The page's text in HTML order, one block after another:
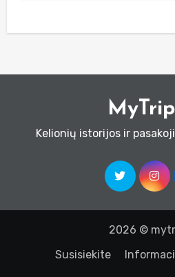
Kelionių istorijos ir
2026 ©
Susisiekite